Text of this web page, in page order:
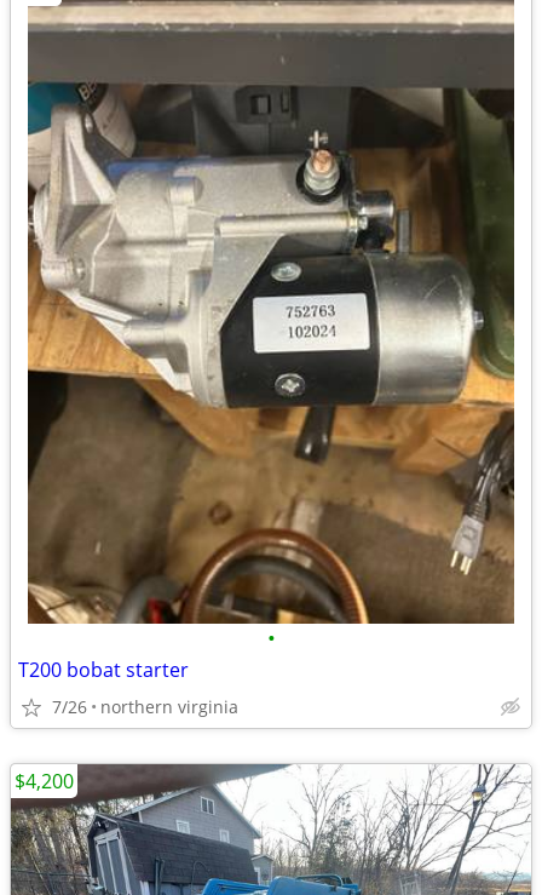
•
T200 bobat starter
7/26 northern virginia
$4,200